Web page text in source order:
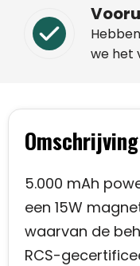
we het
Omschrijving
5.000 mAh
een 15W
waarvan de
RCS-